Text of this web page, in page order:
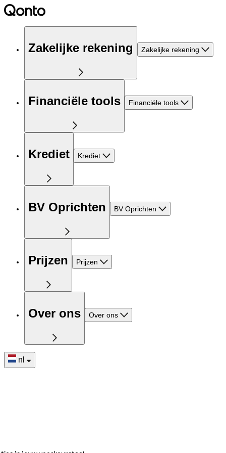
Zakelijke rekening Zakelijke rekening
Financiële tools Financiële tools
Krediet Krediet
BV Oprichten BV Oprichten
Prijzen Prijzen
Over ons Over ons
nl